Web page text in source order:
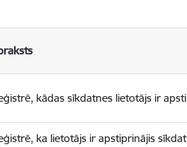
kādas sīkdatnes lietotājs ir
ka lietotājs ir apstiprinājis